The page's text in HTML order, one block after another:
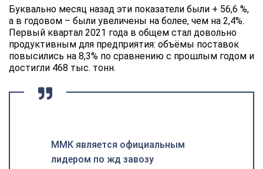
Буквально месяц назад эти показатели были + 56,6 %,
а в годовом – были увеличены на более, чем на 2,4%.
Первый квартал 2021 года в общем стал довольно
продуктивным для предприятия: объёмы поставок
повысились на 8,3% по сравнению с прошлым годом и
достигли 468 тыс. тонн.
ММК является официальным
лидером по жд завозу